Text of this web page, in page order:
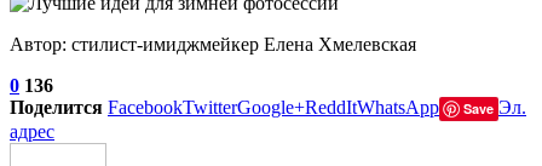
Автор: стилист-имиджмейкер Елена Хмелевская
0 136
Поделится FacebookTwitterGoogle+ReddItWhatsApp Save Эл.
адрес